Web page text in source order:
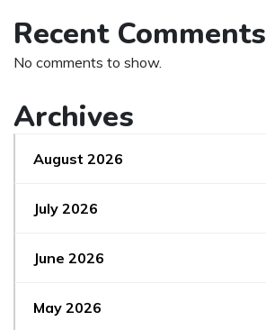
Recent Comments
No comments to show.
Archives
August 2026
July 2026
June 2026
May 2026